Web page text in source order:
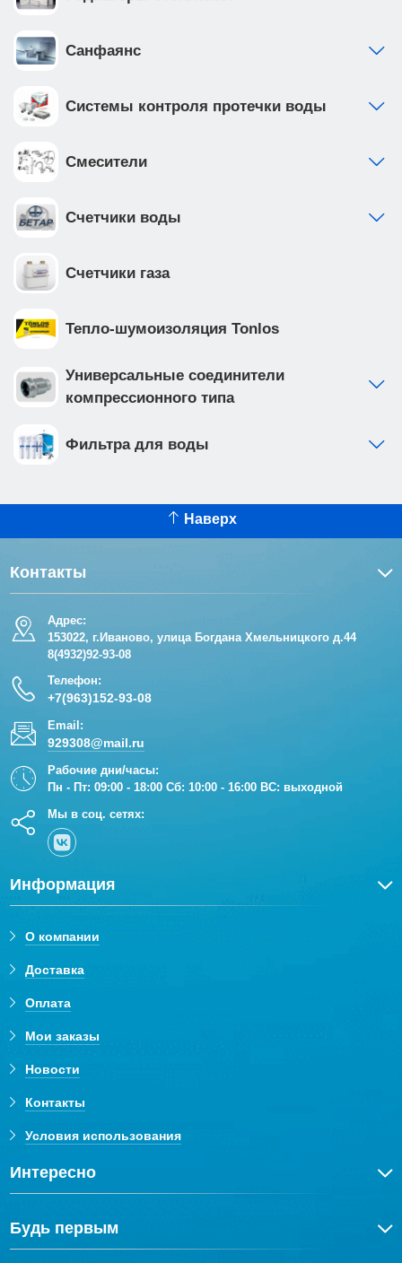
Санфаянс
Системы контроля протечки воды
Смесители
Счетчики воды
Счетчики газа
Тепло-шумоизоляция Tonlos
Универсальные соединители
компрессионного типа
Фильтра для воды
Наверх
Контакты
Адрес:
153022, г.Иваново, улица Богдана Хмельницкого д.44
8(4932)92-93-08
Телефон:
+7(963)152-93-08
Email:
929308@mail.ru
Рабочие дни/часы:
Пн - Пт: 09:00 - 18:00 Сб: 10:00 - 16:00 ВС: выходной
Мы в соц. сетях:
Информация
О компании
Доставка
Оплата
Мои заказы
Новости
Контакты
Условия использования
Интересно
Будь первым